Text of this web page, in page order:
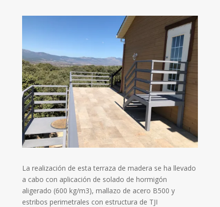
La realización de esta terraza de madera se ha llevado
a cabo con aplicación de solado de hormigón
aligerado (600 kg/m3), mallazo de acero B500 y
estribos perimetrales con estructura de TJI